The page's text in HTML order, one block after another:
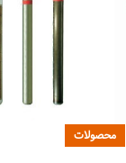
محصولات